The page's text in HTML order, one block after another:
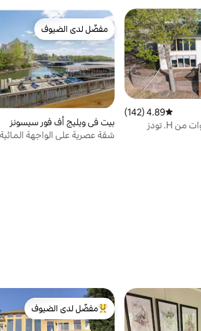
متوسط التقييم 4.89 من 5، 142 مراجعات
4.89 (142)
**5 غرف نوم**على بعد خطوات من H. تودز
مفضّل لدى الضيوف
مفضّل لدى الضيوف
بيت في ويليج أف فور سيسونز
شقة عصرية على الواجهة
من أبرز البيوت المفضّلة لدى
مفضّل لدى الضيوف